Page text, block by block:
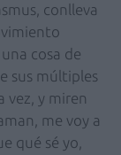
conlleva
cosa de
sus múltiples
vez, y miren
me voy a
qué sé yo,